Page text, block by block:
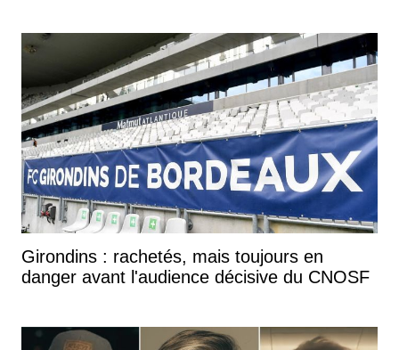
Girondins : rachetés, mais toujours en
danger avant l'audience décisive du CNOSF